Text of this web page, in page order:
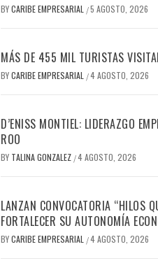
BYCARIBE EMPRESARIAL /5 AGOSTO, 2026
MÁS DE 455 MIL TURISTAS
BYCARIBE EMPRESARIAL /4 AGOSTO, 2026
D’ENISS MONTIEL: LIDERAZGO
ROO
BY TALINA GONZALEZ /4 AGOSTO, 2026
LANZAN CONVOCATORIA “HILOS
FORTALECER SU AUTONOMÍA
BYCARIBE EMPRESARIAL /4 AGOSTO, 2026